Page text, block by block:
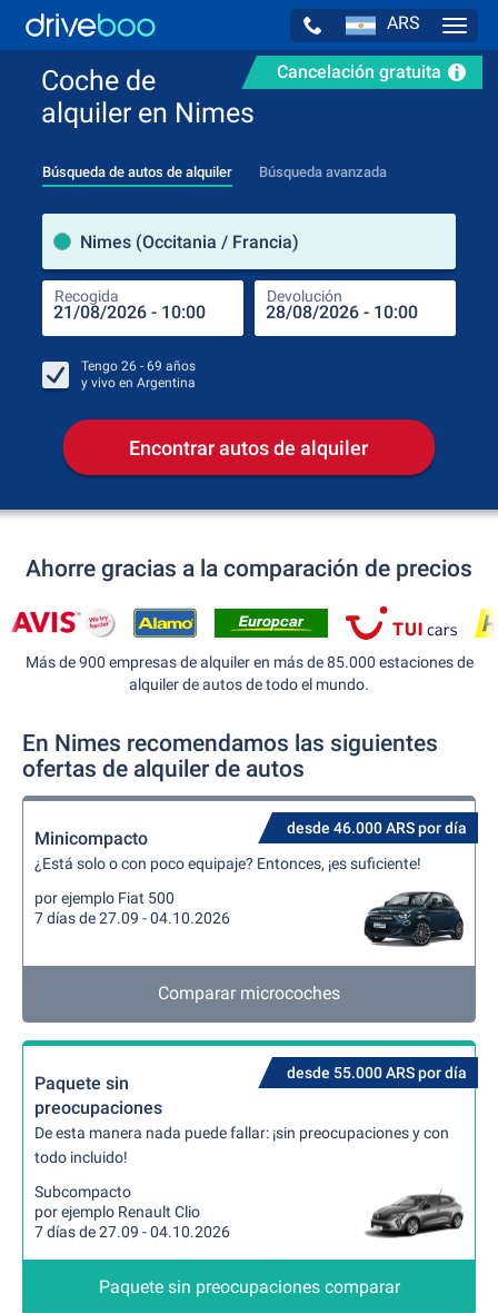
ARS
Cancelación gratuita
Coche de
alquiler en Nimes
Búsqueda de autos de alquiler Búsqueda avanzada
Nimes (Occitania / Francia)
Recogida Devolución
Tengo 26 - 69 años
y vivo en Argentina
Encontrar autos de alquiler
Ahorre gracias a la comparación de precios
Más de 900 empresas de alquiler en más de 85.000 estaciones de
alquiler de autos de todo el mundo.
En Nimes recomendamos las siguientes
ofertas de alquiler de autos
desde 46.000 ARS por día
Minicompacto
¿Está solo o con poco equipaje? Entonces, ¡es suficiente!
por ejemplo Fiat 500
7 días de 27.09 - 04.10.2026
Comparar microcoches
desde 55.000 ARS por día
Paquete sin
preocupaciones
De esta manera nada puede fallar: ¡sin preocupaciones y con
todo incluido!
Subcompacto
por ejemplo Renault Clio
7 días de 27.09 - 04.10.2026
Paquete sin preocupaciones comparar